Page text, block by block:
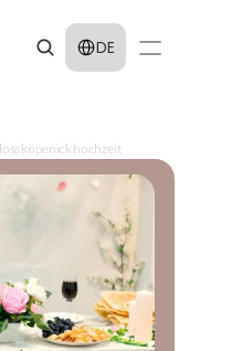
Select Language
DE
köpenick hochzeit